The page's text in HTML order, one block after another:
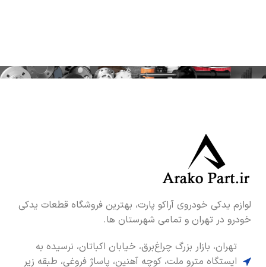
لوازم یدکی خودروی آراکو پارت، بهترین فروشگاه قطعات یدکی
خودرو در تهران و تمامی شهرستان ها.
تهران، بازار بزرگ چراغ‌برق، خیابان اکباتان، نرسیده به
ایستگاه مترو ملت، کوچه آهنین، پاساژ فروغی، طبقه زیر